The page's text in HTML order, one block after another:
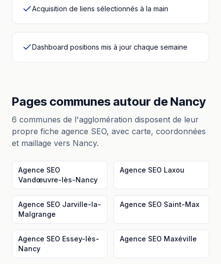
Acquisition de liens sélectionnés à la main
Dashboard positions mis à jour chaque semaine
Pages communes autour de Nancy
6 communes de l'agglomération disposent de leur
propre fiche agence SEO, avec carte, coordonnées
et maillage vers Nancy.
Agence SEO
Vandœuvre-lès-Nancy
Agence SEO Laxou
Agence SEO Jarville-la-
Malgrange
Agence SEO Saint-Max
Agence SEO Essey-lès-
Nancy
Agence SEO Maxéville